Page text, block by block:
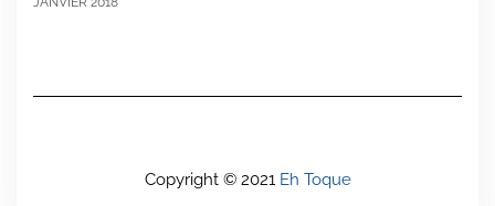
Copyright © 2021 Eh Toque